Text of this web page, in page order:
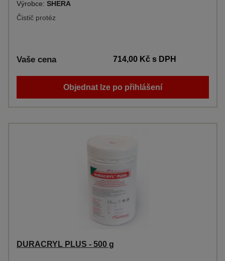
Výrobce: SHERA
Čistič protéz
Vaše cena 714,00 Kčs DPH
Objednat lze po přihlášení
DURACRYL PLUS - 500 g